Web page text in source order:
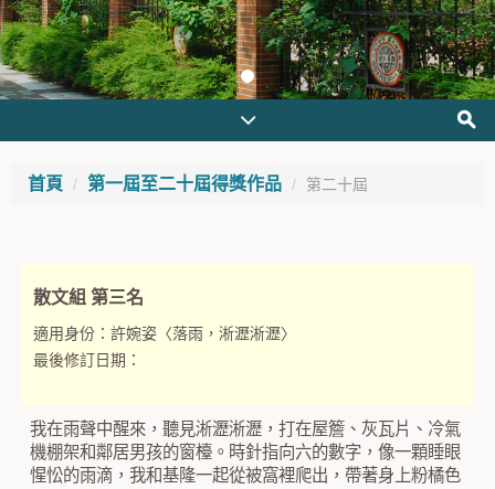
首頁 第一屆至二十屆得獎作品 第二十屆
散文組 第三名
適用身份： 許婉姿〈落雨，淅瀝淅瀝〉
最後修訂日期：
我在雨聲中醒來，聽見淅瀝淅瀝，打在屋簷、灰瓦片、冷氣
機棚架和鄰居男孩的窗檯。時針指向六的數字，像一顆睡眼
惺忪的雨滴，我和基隆一起從被窩裡爬出，帶著身上粉橘色